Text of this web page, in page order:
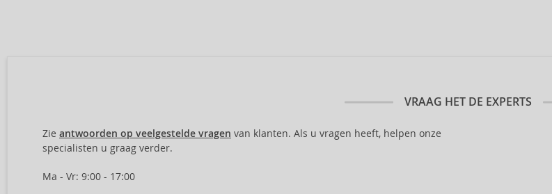
VRAAG HET DE EXPERTS
Zie antwoorden op veelgestelde vragen van klanten. Als u vragen heeft, helpen onze
specialisten u graag verder.
Ma - Vr: 9:00 - 17:00